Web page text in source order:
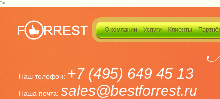
">
Наш телефон: +7 (495) 649 45 13
Наша почта: sales@bestforrest.ru